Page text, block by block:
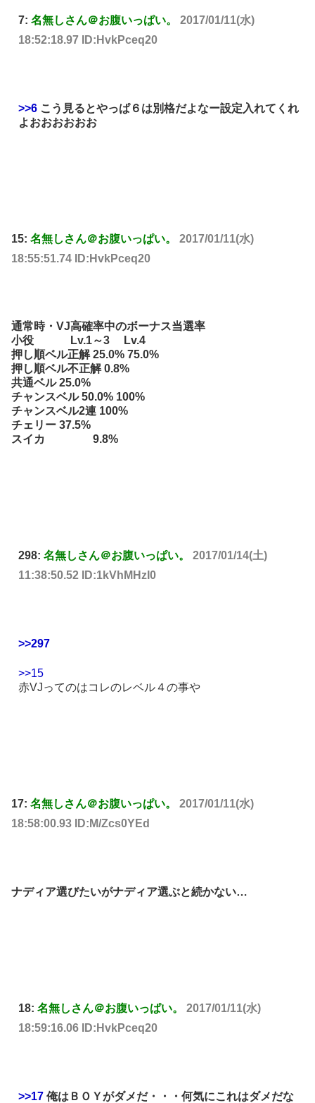
7: 名無しさん＠お腹いっぱい。
2017/01/11(水)
18:52:18.97 ID:HvkPceq20
>>6 こう見るとやっぱ６は別格だよなー設定入れてくれ
よおおおおおお
15: 名無しさん＠お腹いっぱい。
2017/01/11(水)
18:55:51.74 ID:HvkPceq20
通常時・VJ高確率中のボーナス当選率
小役 Lv.1～3 Lv.4
押し順ベル正解 25.0% 75.0%
押し順ベル不正解 0.8%
共通ベル 25.0%
チャンスベル 50.0% 100%
チャンスベル2連 100%
チェリー 37.5%
スイカ 9.8%
298: 名無しさん＠お腹いっぱい。
2017/01/14(土)
11:38:50.52 ID:1kVhMHzI0
>>297
>>15
赤VJってのはコレのレベル４の事や
17: 名無しさん＠お腹いっぱい。
2017/01/11(水)
18:58:00.93 ID:M/Zcs0YEd
ナディア選びたいがナディア選ぶと続かない…
18: 名無しさん＠お腹いっぱい。
2017/01/11(水)
18:59:16.06 ID:HvkPceq20
>>17 俺はＢＯＹがダメだ・・・何気にこれはダメだな